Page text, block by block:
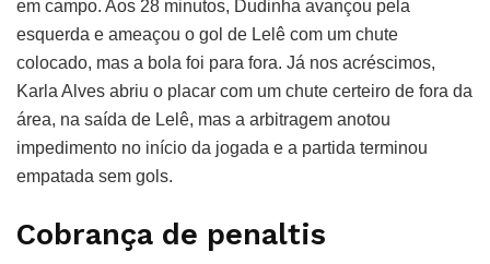
em campo. Aos 28 minutos, Dudinha avançou pela
esquerda e ameaçou o gol de Lelê com um chute
colocado, mas a bola foi para fora. Já nos acréscimos,
Karla Alves abriu o placar com um chute certeiro de fora da
área, na saída de Lelê, mas a arbitragem anotou
impedimento no início da jogada e a partida terminou
empatada sem gols.
Cobrança de penaltis